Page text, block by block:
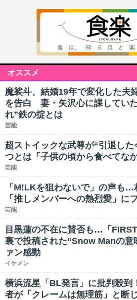
オススメ
魔裟斗、結婚19年で変化した夫
を告白 妻・矢沢心に課してい
れ”鉄の掟とは
芸能
超ストイックな武尊が“引退し
つとは「子供の頃から食べてな
芸能
「M!LKを狙わないで」の声も
「推しメンバーへの熱烈愛」に
芸能
目黒蓮の不在に賛否も…「
裏で投稿された“Snow Manの意
ァン感動
イケメン
横浜流星「BL発言」に批判殺到
者が「クレームは無理筋」と断